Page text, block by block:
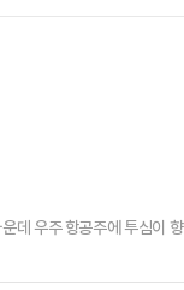
데 우주 항공주에 투심이
력사인 에이치브이엠과